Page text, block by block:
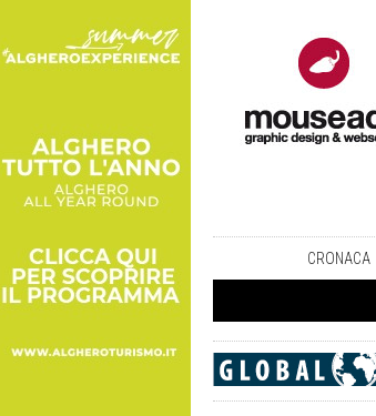
CRONACA